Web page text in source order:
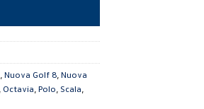
Nuova Golf 8 Nuova
Octavia Polo Scala